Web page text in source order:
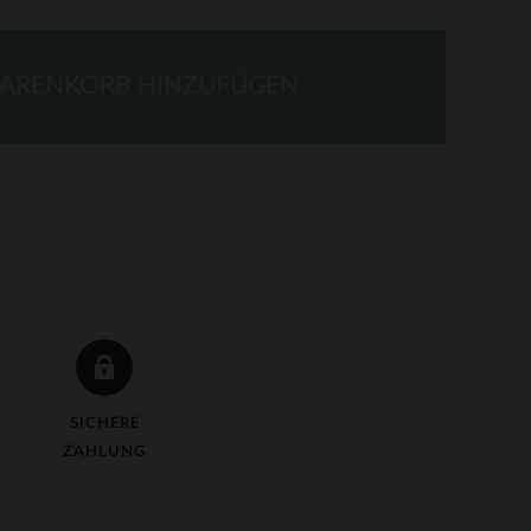
SICHERE
ZAHLUNG